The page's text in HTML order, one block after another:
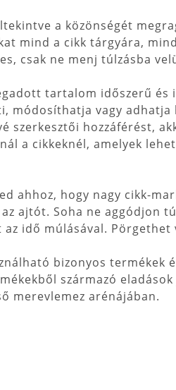
a közönségét
mind a cikk tárgyára,
csak ne menj túlzásba
tartalom időszerű
módosíthatja vagy
szerkesztői hozzáférést,
a cikkeknél, amelyek
ahhoz, hogy nagy cikk-
ajtót. Soha ne aggódjon
idő múlásával. Pörgethet
bizonyos
származó
merevlemez arénájában.